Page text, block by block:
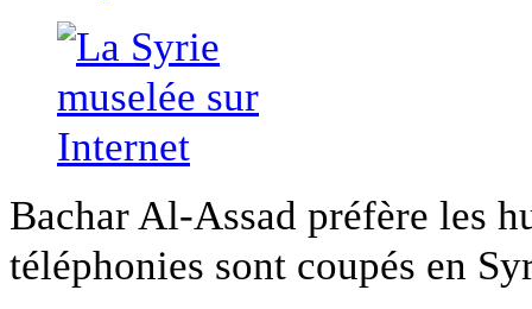
Bachar Al-Assad préfère les
téléphonies sont coupés en